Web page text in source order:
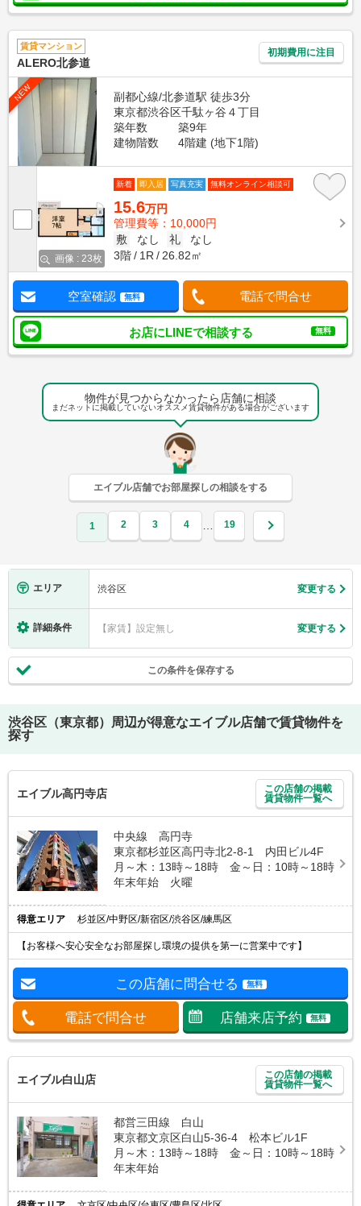
賃貸マンション
ALERO北参道
初期費用に注目
NEW
副都心線/北参道駅 徒歩3分
東京都渋谷区千駄ヶ谷４丁目
築年数
築9年
建物階数
4階建 (地下1階)
画像 : 23枚
新着 即入居 写真充実 無料オンライン相談可
15.6万円
管理費等：10,000円
敷
なし 礼
なし
3階
1R 26.82㎡
空室確認 無料 電話で問合せ
お店にLINEで相談する 無料
物件が見つからなかったら店舗に相談
まだネットに掲載していないオススメ賃貸物件がある場合がございます
エイブル店舗でお部屋探しの相談をする
1 2 3 4 … 19
エリア 渋谷区 変更する
詳細条件 【家賃】設定無し 変更する
この条件を保存する
渋谷区（東京都）
周辺が得意なエイブル店舗で賃貸物件を
探す
エイブル高円寺店
この店舗の掲載
賃貸物件一覧へ
中央線 高円寺
東京都杉並区高円寺北2-8-1 内田ビル4F
月～木：13時～18時 金～日：10時～18時
年末年始 火曜
得意エリア 杉並区/中野区/新宿区/渋谷区/練馬区
【お客様へ安心安全なお部屋探し環境の提供を第一に営業中です】
この店舗に問合せる 無料
電話で問合せ 店舗来店予約 無料
エイブル白山店
この店舗の掲載
賃貸物件一覧へ
都営三田線 白山
東京都文京区白山5-36-4 松本ビル1F
月～木：13時～18時 金～日：10時～18時
年末年始